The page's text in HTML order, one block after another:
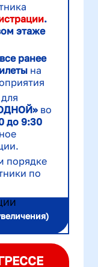
.
этаже
все ранее
на
для
во
до 9:30
порядке
по